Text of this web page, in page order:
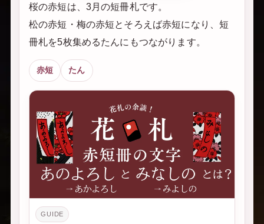
桜の赤短は、3月の短冊札です。
松の赤短・梅の赤短とそろえば赤短になり、短
冊札を5枚集めるたんにもつながります。
赤短 たん
GUIDE